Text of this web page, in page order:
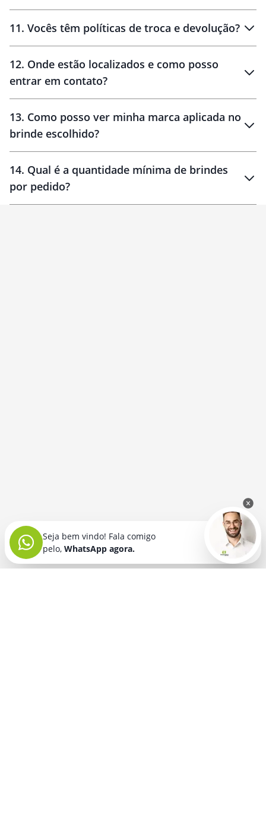
11. Vocês têm políticas de troca e devolução?
30 dias
12. Onde estão localizados e como posso
entrar em contato?
13. Como posso ver minha marca aplicada no
brinde escolhido?
14. Qual é a quantidade mínima de brindes
por pedido?
Seja bem vindo! Fala comigo
pelo, WhatsApp agora.